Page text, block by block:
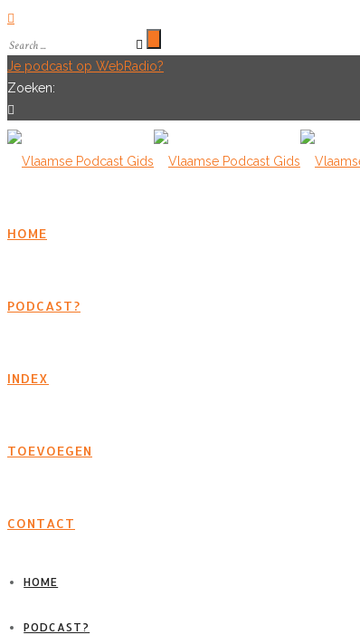
Je podcast op WebRadio?
Zoeken:
HOME
PODCAST?
INDEX
TOEVOEGEN
CONTACT
HOME
PODCAST?